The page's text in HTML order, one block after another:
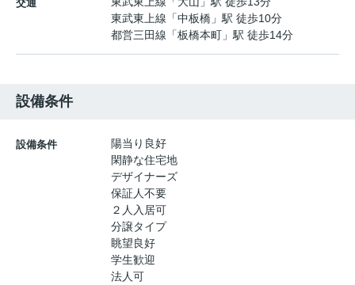
交通
東武東上線 「中板橋 」駅 徒歩10分
都営三田線 「板橋本町 」駅 徒歩14分
設備条件
設備条件
陽当り良好
閑静な住宅地
デザイナーズ
保証人不要
２人入居可
分譲タイプ
眺望良好
学生歓迎
法人可